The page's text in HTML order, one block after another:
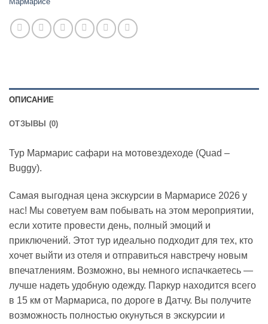
ОПИСАНИЕ
ОТЗЫВЫ (0)
Тур Мармарис сафари на мотовездеходе (Quad –
Buggy).
Самая выгодная цена экскурсии в Мармарисе 2026 у
нас! Мы советуем вам побывать на этом мероприятии,
если хотите провести день, полный эмоций и
приключений. Этот тур идеально подходит для тех, кто
хочет выйти из отеля и отправиться навстречу новым
впечатлениям. Возможно, вы немного испачкаетесь —
лучше надеть удобную одежду. Паркур находится всего
в 15 км от Мармариса, по дороге в Датчу. Вы получите
возможность полностью окунуться в экскурсии и